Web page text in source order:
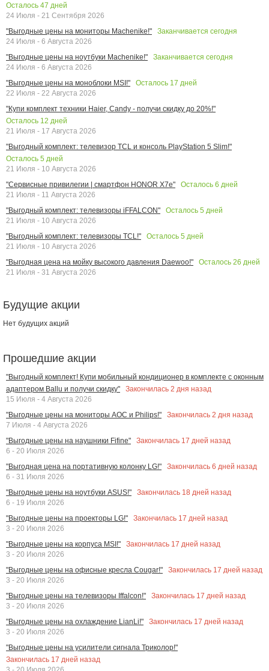
Осталось 47 дней
24 Июля - 21 Сентября 2026
"Выгодные цены на мониторы Machenike!"
Заканчивается сегодня
24 Июля - 6 Августа 2026
"Выгодные цены на ноутбуки Machenike!"
Заканчивается сегодня
24 Июля - 6 Августа 2026
"Выгодные цены на моноблоки MSI!"
Осталось 17 дней
22 Июля - 22 Августа 2026
"Купи комплект техники Haier, Candy - получи скидку до 20%!"
Осталось 12 дней
21 Июля - 17 Августа 2026
"Выгодный комплект: телевизор TCL и консоль PlayStation 5 Slim!"
Осталось 5 дней
21 Июля - 10 Августа 2026
"Сервисные привилегии | смартфон HONOR X7e"
Осталось 6 дней
21 Июля - 11 Августа 2026
"Выгодный комплект: телевизоры iFFALCON"
Осталось 5 дней
21 Июля - 10 Августа 2026
"Выгодный комплект: телевизоры TCL!"
Осталось 5 дней
21 Июля - 10 Августа 2026
"Выгодная цена на мойку высокого давления Daewoo!"
Осталось 26 дней
21 Июля - 31 Августа 2026
Будущие акции
Нет будущих акций
Прошедшие акции
"Выгодный комплект! Купи мобильный кондиционер в комплекте с оконным
адаптером Ballu и получи скидку"
Закончилась 2 дня назад
15 Июля - 4 Августа 2026
"Выгодные цены на мониторы AOC и Philips!"
Закончилась 2 дня назад
7 Июля - 4 Августа 2026
"Выгодные цены на наушники Fifine"
Закончилась 17 дней назад
6 - 20 Июля 2026
"Выгодная цена на портативную колонку LG!"
Закончилась 6 дней назад
6 - 31 Июля 2026
"Выгодные цены на ноутбуки ASUS!"
Закончилась 18 дней назад
6 - 19 Июля 2026
"Выгодные цены на проекторы LG!"
Закончилась 17 дней назад
3 - 20 Июля 2026
"Выгодные цены на корпуса MSI!"
Закончилась 17 дней назад
3 - 20 Июля 2026
"Выгодные цены на офисные кресла Cougar!"
Закончилась 17 дней назад
3 - 20 Июля 2026
"Выгодные цены на телевизоры Iffalcon!"
Закончилась 17 дней назад
3 - 20 Июля 2026
"Выгодные цены на охлаждение LianLi!"
Закончилась 17 дней назад
3 - 20 Июля 2026
"Выгодные цены на усилители сигнала Триколор!"
Закончилась 17 дней назад